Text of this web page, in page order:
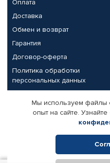
Оплата
Доставка
Обмен и возврат
Гарантия
Договор-оферта
Политика обработки
персональных данных
Партнерам
Корпоративным клиентам
Поставщикам
Мы используем файлы
опыт на сайте.